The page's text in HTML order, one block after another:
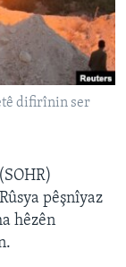
difirînin ser
pêşnîyaz
hêzên